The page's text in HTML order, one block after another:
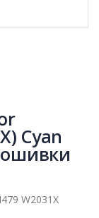
Cyan
W2031X